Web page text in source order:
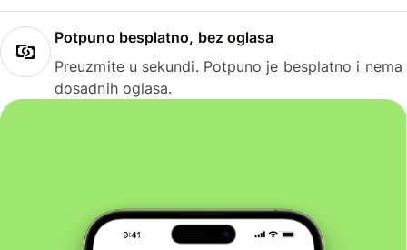
Potpuno besplatno, bez oglasa
Preuzmite u sekundi. Potpuno je besplatno i nema
dosadnih oglasa.